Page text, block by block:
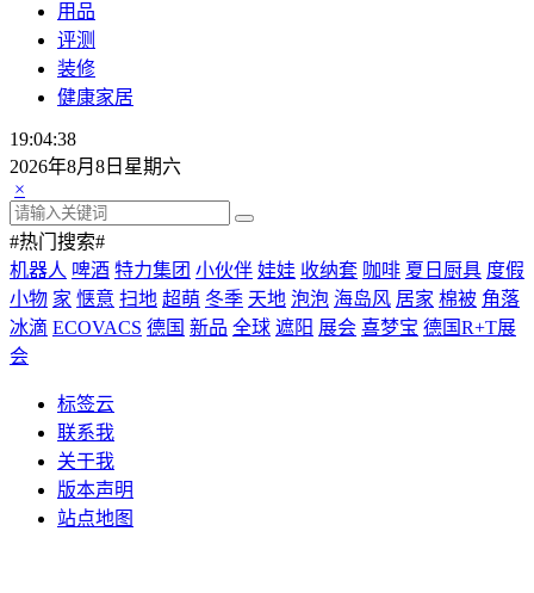
用品
评测
装修
健康家居
19:04:40
2026年8月8日星期六
×
#热门搜索#
机器人 啤酒 特力集团 小伙伴 娃娃 收纳套 咖啡 夏日厨具 度假
小物 家 惬意 扫地 超萌 冬季 天地 泡泡 海岛风 居家 棉被 角落
冰滴 ECOVACS 德国 新品 全球 遮阳 展会 喜梦宝 德国R+T展
会
标签云
联系我
关于我
版本声明
站点地图